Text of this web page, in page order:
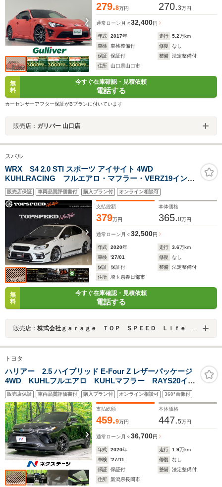
279.8万円 270.3万円
通常ローン 月々32,400円
年式 2017年 走行 5.2万km
車検
車検整備付 修復
なし
保証
保証付 整備
法定整備付
住所
山口県山口市
無
料
今すぐ在庫確認・見積依頼
電話する
カーセンサーアフター保証がBプランに付いています
販売店： ガリバー 山口店
スバル
WRX S4 2.0 STI スポーツ アイサイト 4WD
KUHLRACING フルエアロ・マフラー・VERZ19インチ
AW VOLTEX GTウイング ブリッツ車高調 近藤エ
ンジニアリング カーボンボンネット Defi3連メータ
ー HKSブローオフバルブ
販売店保証 車両品質評価書付 購入プラン付 オンライン相談可
支払総額
379万円
本体価格
365.0万円
通常ローン 月々32,500円
年式 2020年 走行 3.6万km
車検
'27/01 修復
なし
保証
保証付 整備
法定整備付
住所
埼玉県春日部市
無
料
今すぐ在庫確認・見積依頼
電話する
販売店： 株式会社ｇａｒａｇｅ ＴＯＰ ＳＰＥＥＤ Ｌｉｆｅ Ｓｔｙｌｅ
トヨタ
ハリアー 2.5 ハイブリッド E-Four Z レザーパッケージ
4WD KUHLフルエアロ KUHLマフラー RAYS20イン
チAW 調光パノラマルーフ 純正12.3型ナビ 全周囲カ
メラ 電動リアゲート Bluetooth デジタルインナーミ
ラー シートベンチレーション
販売店保証 車両品質評価書付 購入プラン付 オンライン相談可 360°画像付
支払総額
459.9万円
本体価格
447.5万円
通常ローン 月々36,700円
年式 2020年 走行 1.9万km
車検
'27/11 修復
なし
保証
保証付 整備
法定整備付
住所
新潟県長岡市